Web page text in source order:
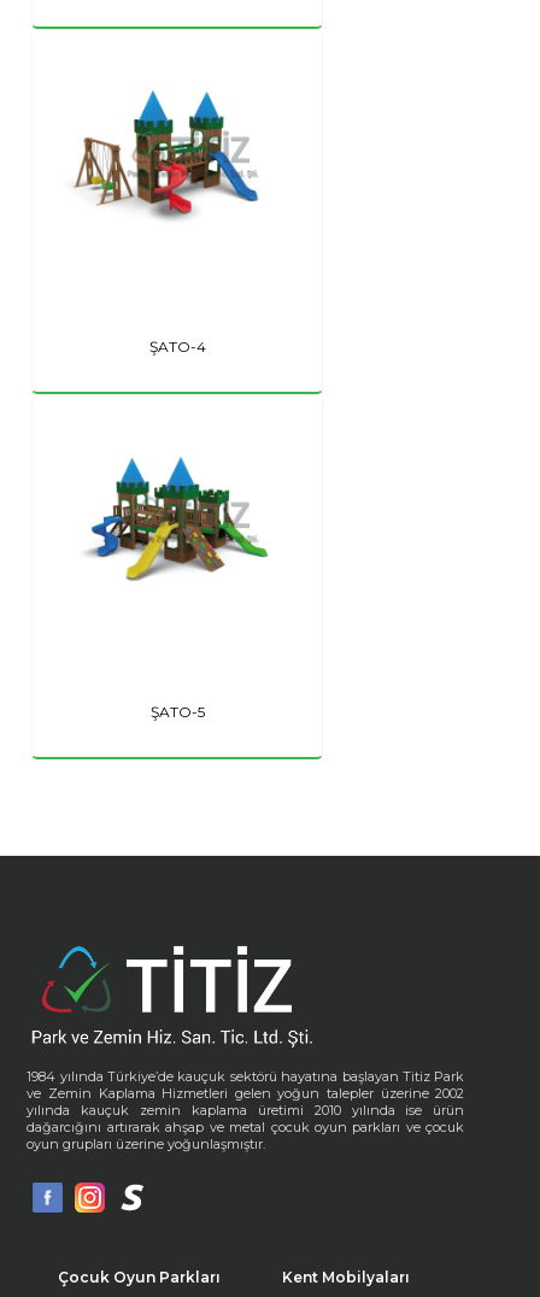
ŞATO-4
ŞATO-5
1984 yılında Türkiye’de kauçuk sektörü hayatına başlayan Titiz Park
ve Zemin Kaplama Hizmetleri gelen yoğun talepler üzerine 2002
yılında kauçuk zemin kaplama üretimi 2010 yılında ise ürün
dağarcığını artırarak ahşap ve metal çocuk oyun parkları ve çocuk
oyun grupları üzerine yoğunlaşmıştır.
Çocuk Oyun Parkları
Kent Mobilyaları